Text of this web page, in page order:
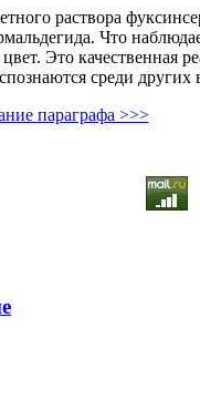
раствора
Что
Это качественная
среди других
параграфа >>>